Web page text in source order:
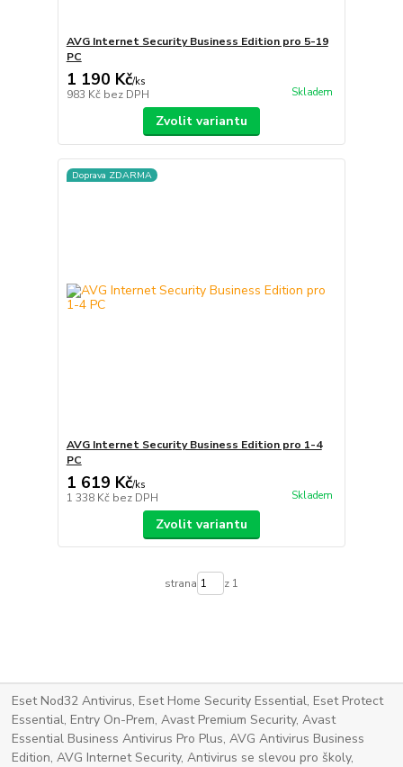
AVG Internet Security Business Edition pro 5-19
PC
1 190 Kč/ks
983 Kč bez DPH Skladem
Zvolit variantu
Doprava ZDARMA
AVG Internet Security Business Edition pro 1-4
PC
1 619 Kč/ks
1 338 Kč bez DPH Skladem
Zvolit variantu
strana z 1
Eset Nod32 Antivirus, Eset Home Security Essential, Eset Protect
Essential, Entry On-Prem, Avast Premium Security, Avast
Essential Business Antivirus Pro Plus, AVG Antivirus Business
Edition, AVG Internet Security, Antivirus se slevou pro školy,